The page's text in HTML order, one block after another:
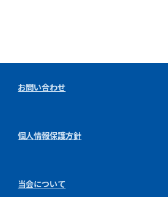
お問い合わせ
個人情報保護方針
当会について